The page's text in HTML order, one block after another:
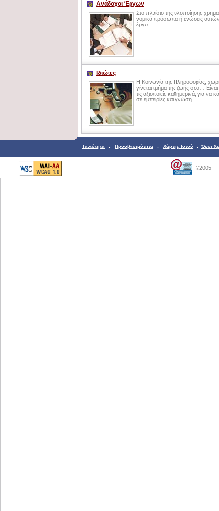
Ανάδοχοι Έργων
Στο πλαίσιο της υλοποίησης
νομικά πρόσωπα ή ενώσεις
έργο.
Ιδιώτες
Η Κοινωνία της Πληροφορίας,
γίνεται τμήμα της ζωής σου…
τις αξιοποιείς καθημερινά, για
σε εμπειρίες και γνώση.
Ταυτότητα : Προσβασιμότητα : Χάρτης Ιστού : Όροι
©2005